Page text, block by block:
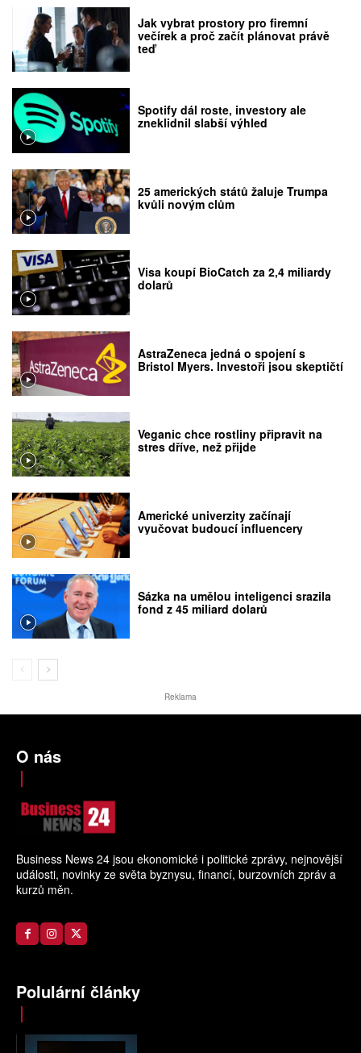
Jak vybrat prostory pro firemní
večírek a proč začít plánovat právě
teď
Spotify dál roste, investory ale
zneklidnil slabší výhled
25 amerických států žaluje Trumpa
kvůli novým clům
Visa koupí BioCatch za 2,4 miliardy
dolarů
AstraZeneca jedná o spojení s
Bristol Myers. Investoři jsou skeptičtí
Veganic chce rostliny připravit na
stres dříve, než přijde
Americké univerzity začínají
vyučovat budoucí influencery
Sázka na umělou inteligenci srazila
fond z 45 miliard dolarů
Reklama
O nás
Business News 24 jsou ekonomické i politické zprávy, nejnovější
události, novinky ze světa byznysu, financí, burzovních zpráv a
kurzů měn.
Polulární články